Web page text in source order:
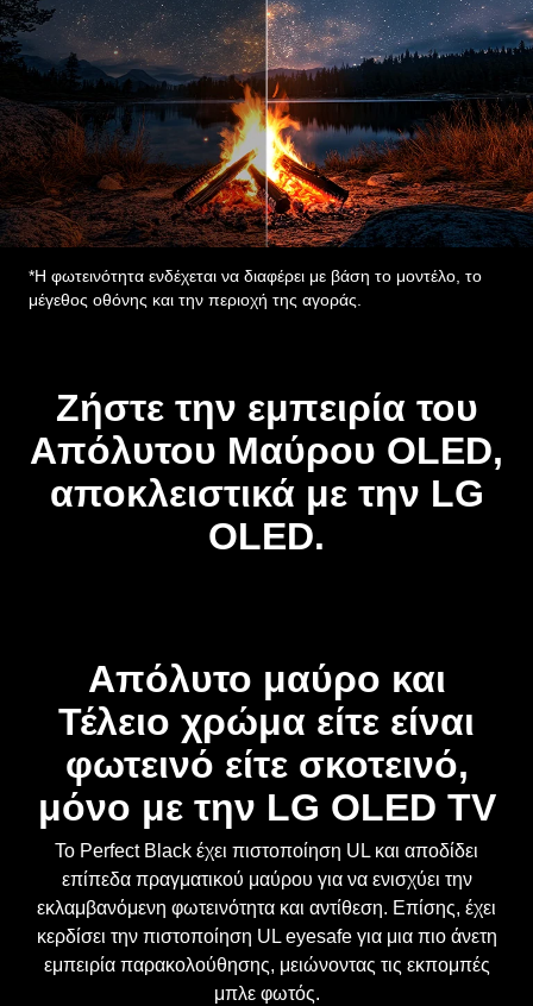
*Η φωτεινότητα ενδέχεται να διαφέρει με βάση το μοντέλο, το
Απόλυτου Μαύρου OLED,
αποκλειστικά με την LG
OLED.
Τέλειο χρώμα είτε είναι
φωτεινό είτε σκοτεινό,
μόνο με την LG OLED TV
Το Perfect Black έχει πιστοποίηση UL και αποδίδει
επίπεδα πραγματικού μαύρου για να ενισχύει την
εκλαμβανόμενη φωτεινότητα και αντίθεση. Επίσης, έχει
κερδίσει την πιστοποίηση UL eyesafe για μια πιο άνετη
εμπειρία παρακολούθησης, μειώνοντας τις εκπομπές
μπλε φωτός.